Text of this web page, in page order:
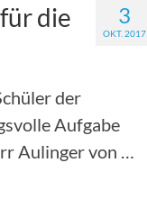
3
OKT. 2017
die
der
Aufgabe
Aulinger von …